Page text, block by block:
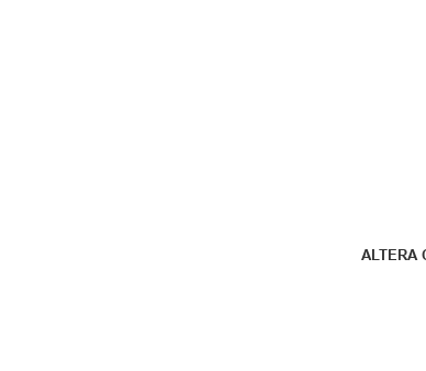
ALTERA